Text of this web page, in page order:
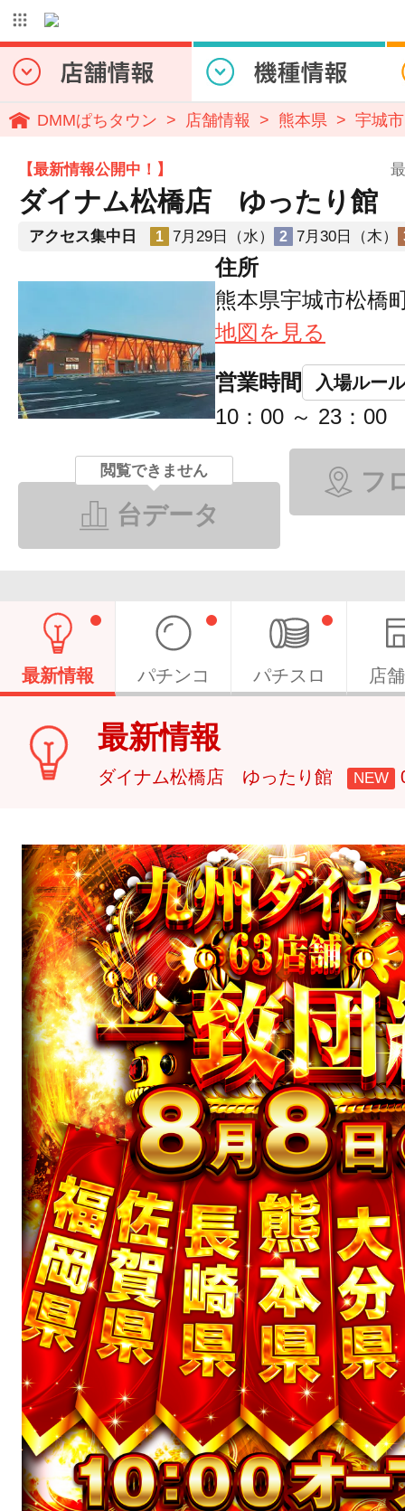
DMMぱちタウン 店舗情報 熊本県 宇城市
【最新情報公開中！】
ダイナム松橋店 ゆったり館
アクセス集中日 1 7月29日（水） 2 7月30日（木）
住所
熊本県宇城市松橋
地図を見る
営業時間 入場ルール
10：00 ～ 23：00
閲覧できません
台データ
フ
最新情報 パチンコ パチスロ 店
最新情報
ダイナム松橋店 ゆったり館 NEW